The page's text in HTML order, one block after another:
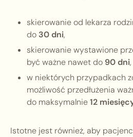
skierowanie od lekarza
do 30 dni,
skierowanie wystawione
być ważne nawet do 90 dni,
w niektórych przypadkach
możliwość przedłużenia
do maksymalnie12
Istotne jest również, aby